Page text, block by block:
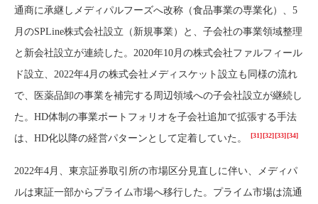
通商に承継しメディパルフーズへ改称（食品事業の専業化）、5
月のSPLine株式会社設立（新規事業）と、子会社の事業領域整理
と新会社設立が連続した。2020年10月の株式会社ファルフィール
ド設立、2022年4月の株式会社メディスケット設立も同様の流れ
で、医薬品卸の事業を補完する周辺領域への子会社設立が継続し
た。HD体制の事業ポートフォリオを子会社追加で拡張する手法
は、HD化以降の経営パターンとして定着していた。
[31][32][33][34]
2022年4月、東京証券取引所の市場区分見直しに伴い、メディパ
ルは東証一部からプライム市場へ移行した。プライム市場は流通